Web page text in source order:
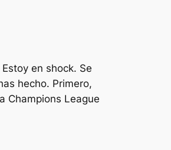
en shock. Se
hecho. Primero,
Champions League